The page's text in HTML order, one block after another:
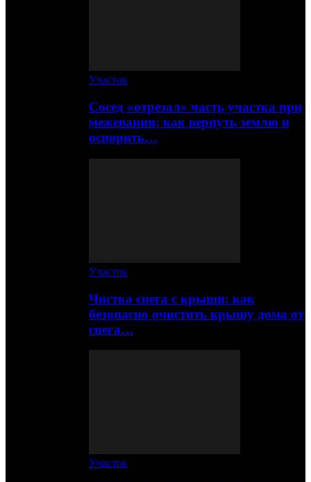
Участок
Сосед «отрезал» часть участка при
межевании: как вернуть землю и
оспорить…
Участок
Чистка снега с крыши: как
безопасно очистить крышу дома от
снега…
Участок